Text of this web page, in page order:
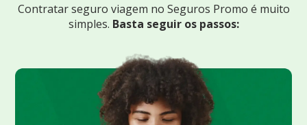
Contratar seguro viagem no Seguros Promo é muito
simples. Basta seguir os passos: